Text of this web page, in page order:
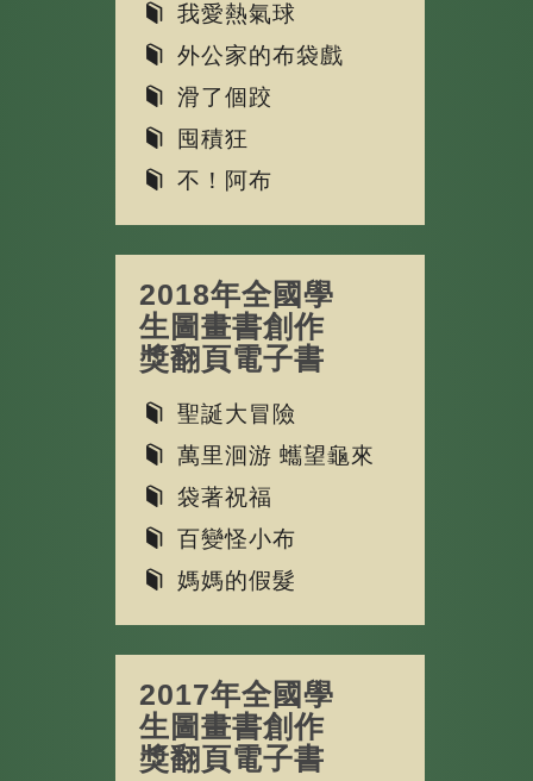
我愛熱氣球
外公家的布袋戲
滑了個跤
囤積狂
不！阿布
2018年全國學
生圖畫書創作
獎翻頁電子書
聖誕大冒險
萬里洄游 蠵望龜來
袋著祝福
百變怪小布
媽媽的假髮
2017年全國學
生圖畫書創作
獎翻頁電子書